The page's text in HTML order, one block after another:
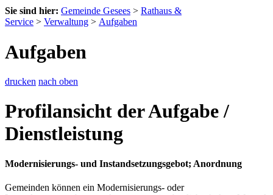
Sie sind hier: Gemeinde Gesees > Rathaus &
Service > Verwaltung > Aufgaben
Aufgaben
drucken nach oben
Profilansicht der Aufgabe /
Dienstleistung
Modernisierungs- und Instandsetzungsgebot; Anordnung
Gemeinden können ein Modernisierungs- oder